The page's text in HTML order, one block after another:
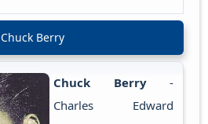
Chuck Berry
Chuck Berry-
Charles Edward